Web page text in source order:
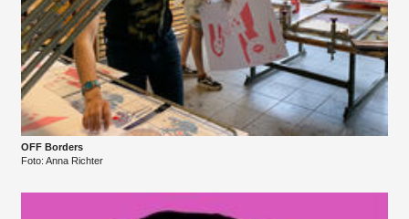
OFF Borders
Foto: Anna Richter